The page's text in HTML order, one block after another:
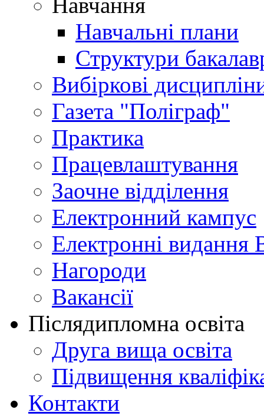
Навчальні плани
Структури
Вибіркові
Газета "Поліграф"
Практика
Працевлаштування
Заочне відділення
Електронний кампус
Електронні видання
Нагороди
Вакансії
Післядипломна освіта
Друга вища освіта
Підвищення
Контакти